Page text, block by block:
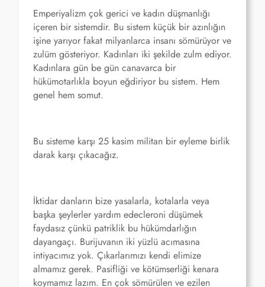
Emperiyalizm çok gerici ve kadın düşmanlığı
içeren bir sistemdir. Bu sistem küçük bir azınlığın
işine yarıyor fakat milyanlarca insanı sömürüyor ve
zulüm gösteriyor. Kadınları iki şekilde zulm ediyor.
Kadınlara gün be gün canavarca bir
hükümotarlıkla boyun eğdiriyor bu sistem. Hem
genel hem somut.
Bu sisteme karşı 25 kasim militan bir eyleme birlik
darak karşı çıkacağız.
İktidar danların bize yasalarla, kotalarla veya
başka şeylerler yardım edecleroni düşümek
faydasız çünkü patriklik bu hükümdarlığın
dayangaçı. Burijuvanın iki yüzlü acımasına
intiyacımız yok. Çıkarlarımızı kendi elimize
almamız gerek. Pasifliği ve kötümserliği kenara
koymamız lazım. En çok sömürülen ve ezilen